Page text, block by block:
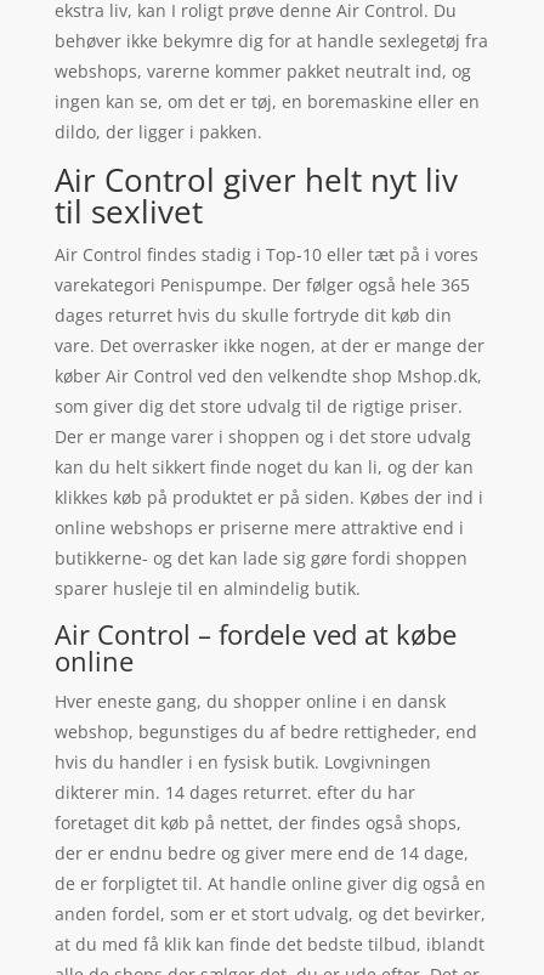
ekstra liv, kan I roligt prøve denne Air Control. Du
behøver ikke bekymre dig for at handle sexlegetøj fra
webshops, varerne kommer pakket neutralt ind, og
ingen kan se, om det er tøj, en boremaskine eller en
dildo, der ligger i pakken.
Air Control giver helt nyt liv
til sexlivet
Air Control findes stadig i Top-10 eller tæt på i vores
varekategori Penispumpe. Der følger også hele 365
dages returret hvis du skulle fortryde dit køb din
vare. Det overrasker ikke nogen, at der er mange der
køber Air Control ved den velkendte shop Mshop.dk,
som giver dig det store udvalg til de rigtige priser.
Der er mange varer i shoppen og i det store udvalg
kan du helt sikkert finde noget du kan li, og der kan
klikkes køb på produktet er på siden. Købes der ind i
online webshops er priserne mere attraktive end i
butikkerne- og det kan lade sig gøre fordi shoppen
sparer husleje til en almindelig butik.
Air Control – fordele ved at købe
online
Hver eneste gang, du shopper online i en dansk
webshop, begunstiges du af bedre rettigheder, end
hvis du handler i en fysisk butik. Lovgivningen
dikterer min. 14 dages returret. efter du har
foretaget dit køb på nettet, der findes også shops,
der er endnu bedre og giver mere end de 14 dage,
de er forpligtet til. At handle online giver dig også en
anden fordel, som er et stort udvalg, og det bevirker,
at du med få klik kan finde det bedste tilbud, iblandt